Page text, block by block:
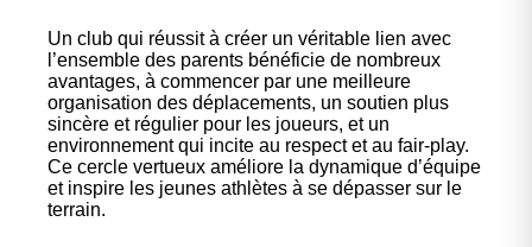
Cliquez ici
Un club qui réussit à créer un véritable lien avec
l’ensemble des parents bénéficie de nombreux
avantages, à commencer par une meilleure
organisation des déplacements, un soutien plus
sincère et régulier pour les joueurs, et un
environnement qui incite au respect et au fair-play.
Ce cercle vertueux améliore la dynamique d’équipe
et inspire les jeunes athlètes à se dépasser sur le
terrain.